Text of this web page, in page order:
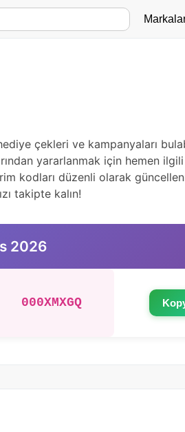
çekleri ve kampanyaları
yararlanmak için hemen
kodları düzenli olarak
takipte kalın!
2026
000XMXGQ